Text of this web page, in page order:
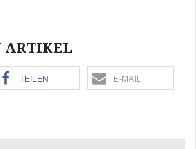
ARTIKEL
TEILEN E-MAIL